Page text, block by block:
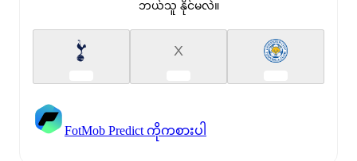
ဘယ်သူ နိုင်မလဲ။
X
FotMob Predict ကိုကစားပါ